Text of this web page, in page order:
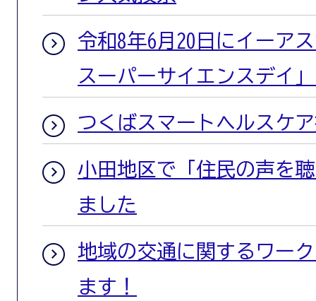
令和8年6月20日にイーア
スーパーサイエンスデイ
つくばスマートヘルスケ
小田地区で「住民の声を
ました
地域の交通に関するワー
ます！